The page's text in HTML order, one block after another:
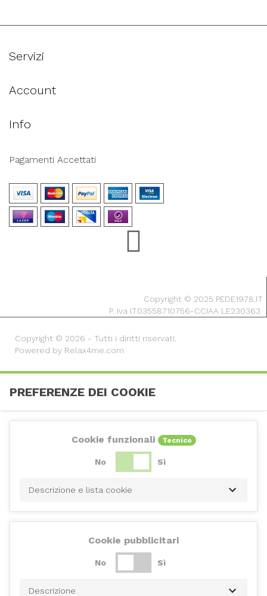
Servizi
Account
Info
Pagamenti Accettati
Copyright © 2025 PEDE1978.IT
P. Iva IT03558710756-CCIAA LE230363
Copyright © 2026 - Tutti i diritti riservati.
Powered by Relax4me.com
PREFERENZE DEI COOKIE
Cookie funzionali Tecnico
No Sì
Descrizione e lista cookie
Cookie pubblicitari
No Sì
Descrizione